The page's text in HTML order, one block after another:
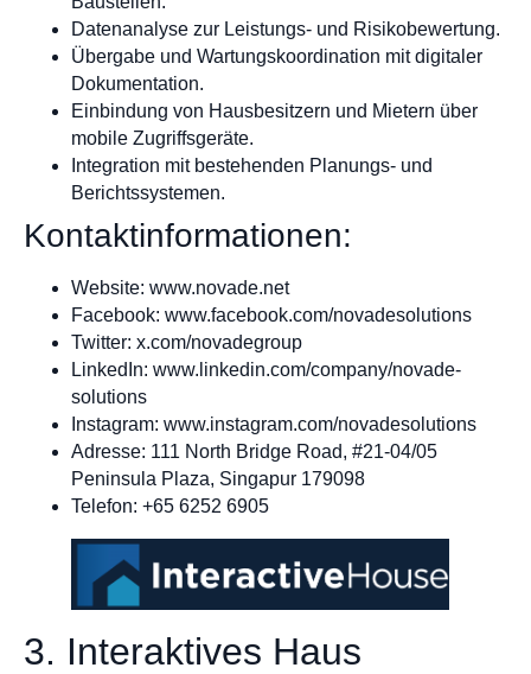
Datenanalyse zur Leistungs- und Risikobewertung.
Übergabe und Wartungskoordination mit digitaler
Dokumentation.
Einbindung von Hausbesitzern und Mietern über
mobile Zugriffsgeräte.
Integration mit bestehenden Planungs- und
Berichtssystemen.
Kontaktinformationen:
Website: www.novade.net
Facebook: www.facebook.com/novadesolutions
Twitter: x.com/novadegroup
LinkedIn: www.linkedin.com/company/novade-
solutions
Instagram: www.instagram.com/novadesolutions
Adresse: 111 North Bridge Road, #21-04/05
Peninsula Plaza, Singapur 179098
Telefon: +65 6252 6905
3. Interaktives Haus